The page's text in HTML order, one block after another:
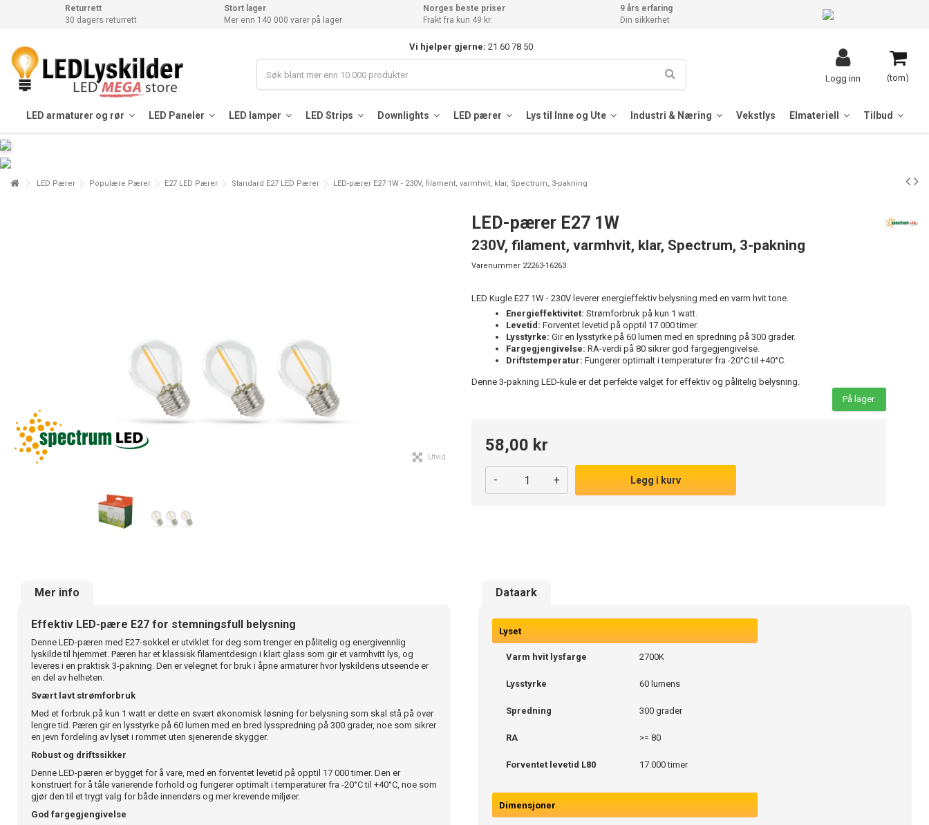
Returrett
30 dagers returrett
Stort lager
Mer enn 140 000 varer på lager
Norges beste priser
Frakt fra kun 49 kr.
9 års erfaring
Din sikkerhet
Vi hjelper gjerne: 21 60 78 50
(tom)
Logg inn
LED armaturer og rør LED Paneler LED lamper LED Strips Downlights LED pærer Lys til Inne og Ute Industri & Næring Vekstlys Elmateriell Tilbud
LED Pærer Populære Pærer E27 LED Pærer Standard E27 LED Pærer LED-pærer E27 1W - 230V, filament, varmhvit, klar, Spectrum, 3-pakning
Utvid
LED-pærer E27 1W
230V, filament, varmhvit, klar, Spectrum, 3-pakning
Varenummer 22263-16263
LED Kugle E27 1W - 230V leverer energieffektiv belysning med en varm hvit tone.
Energieffektivitet: Strømforbruk på kun 1 watt.
Levetid: Forventet levetid på opptil 17.000 timer.
Lysstyrke: Gir en lysstyrke på 60 lumen med en spredning på 300 grader.
Fargegjengivelse: RA-verdi på 80 sikrer god fargegjengivelse.
Driftstemperatur: Fungerer optimalt i temperaturer fra -20°C til +40°C.
Denne 3-pakning LED-kule er det perfekte valget for effektiv og pålitelig belysning.
På lager.
58,00 kr
- + Legg i kurv
Mer info Dataark
Effektiv LED-pære E27 for stemningsfull belysning
Denne LED-pæren med E27-sokkel er utviklet for deg som trenger en pålitelig og energivennlig
lyskilde til hjemmet. Pæren har et klassisk filamentdesign i klart glass som gir et varmhvitt lys, og
leveres i en praktisk 3-pakning. Den er velegnet for bruk i åpne armaturer hvor lyskildens utseende er
en del av helheten.
Svært lavt strømforbruk
Med et forbruk på kun 1 watt er dette en svært økonomisk løsning for belysning som skal stå på over
lengre tid. Pæren gir en lysstyrke på 60 lumen med en bred lysspredning på 300 grader, noe som sikrer
en jevn fordeling av lyset i rommet uten sjenerende skygger.
Robust og driftssikker
Denne LED-pæren er bygget for å vare, med en forventet levetid på opptil 17 000 timer. Den er
konstruert for å tåle varierende forhold og fungerer optimalt i temperaturer fra -20°C til +40°C, noe som
gjør den til et trygt valg for både innendørs og mer krevende miljøer.
God fargegjengivelse
Lyset
Varm hvit lysfarge 2700K
Lysstyrke 60 lumens
Spredning 300 grader
RA >= 80
Forventet levetid L80 17.000 timer
Dimensjoner